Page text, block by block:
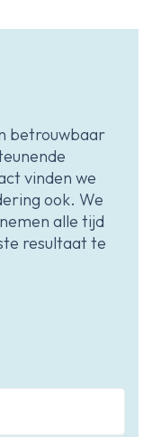
betrouwbaar
vinden we
ook. We
alle tijd
resultaat te